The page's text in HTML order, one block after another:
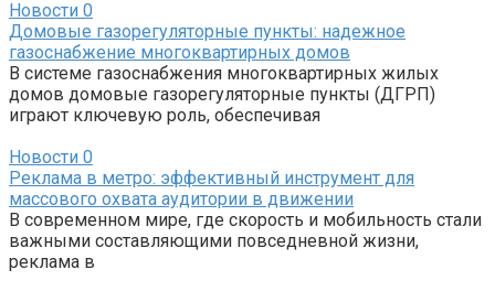
Новости 0
Домовые газорегуляторные пункты: надежное
газоснабжение многоквартирных домов
В системе газоснабжения многоквартирных жилых
домов домовые газорегуляторные пункты (ДГРП)
играют ключевую роль, обеспечивая
Новости 0
Реклама в метро: эффективный инструмент для
массового охвата аудитории в движении
В современном мире, где скорость и мобильность стали
важными составляющими повседневной жизни,
реклама в